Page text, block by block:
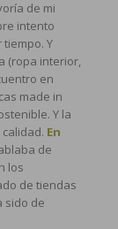
de mi
intento
Y
(ropa interior,
en
made in
Y la
En
de
los
de tiendas
sido de